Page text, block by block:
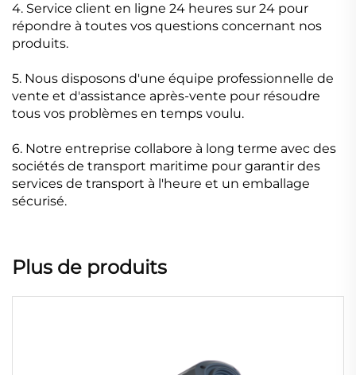
4. Service client en ligne 24 heures sur 24 pour
répondre à toutes vos questions concernant nos
produits.
5. Nous disposons d'une équipe professionnelle de
vente et d'assistance après-vente pour résoudre
tous vos problèmes en temps voulu.
6. Notre entreprise collabore à long terme avec des
sociétés de transport maritime pour garantir des
services de transport à l'heure et un emballage
sécurisé.
Plus de produits